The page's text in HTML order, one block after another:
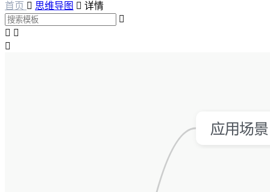
首页  思维导图  详情

 
